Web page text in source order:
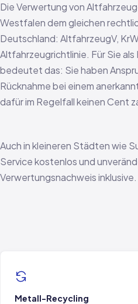
Die Verwertung von
Westfalen dem gleichen
Deutschland: AltfahrzeugV,
Altfahrzeugrichtlinie. Für Sie
bedeutet das: Sie haben
Rücknahme bei einem
dafür im Regelfall keinen Cent
Auch in kleineren Städten wie
Service kostenlos und
Verwertungsnachweis inklusive.
Metall-Recycling